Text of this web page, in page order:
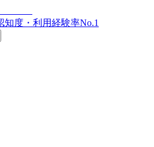
知度・利用経験率No.1